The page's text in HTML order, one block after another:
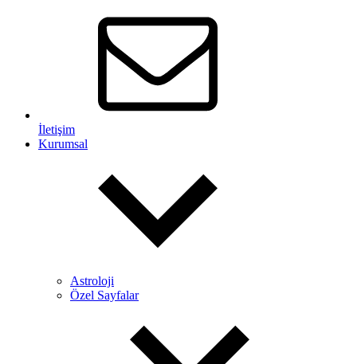
İletişim
Kurumsal
Astroloji
Özel Sayfalar